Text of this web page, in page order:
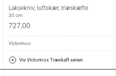
Laksekniv, luftskær, træskæfte
30 cm
727,00
Victorinox
Vis Victorinox Træskaft serien